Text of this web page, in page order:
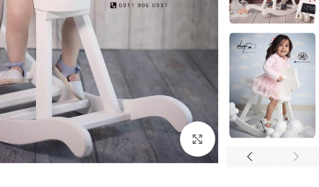
برای بزرگنمایی کلیک کنید